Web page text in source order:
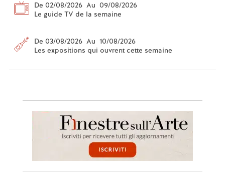
De 02/08/2026 Au 09/08/2026
Le guide TV de la semaine
De 03/08/2026 Au 10/08/2026
Les expositions qui ouvrent cette semaine